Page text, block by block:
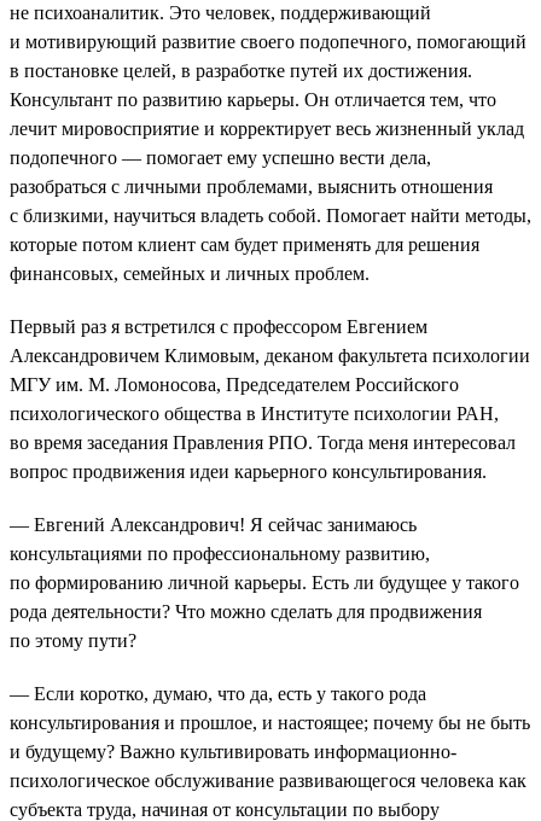
не психоаналитик. Это человек, поддерживающий
и мотивирующий развитие своего подопечного, помогающий
в постановке целей, в разработке путей их достижения.
Консультант по развитию карьеры. Он отличается тем, что
лечит мировосприятие и корректирует весь жизненный уклад
подопечного — помогает ему успешно вести дела,
разобраться с личными проблемами, выяснить отношения
с близкими, научиться владеть собой. Помогает найти методы,
которые потом клиент сам будет применять для решения
финансовых, семейных и личных проблем.
Первый раз я встретился с профессором Евгением
Александровичем Климовым, деканом факультета психологии
МГУ им. М. Ломоносова, Председателем Российского
психологического общества в Институте психологии РАН,
во время заседания Правления РПО. Тогда меня интересовал
вопрос продвижения идеи карьерного консультирования.
— Евгений Александрович! Я сейчас занимаюсь
консультациями по профессиональному развитию,
по формированию личной карьеры. Есть ли будущее у такого
рода деятельности? Что можно сделать для продвижения
по этому пути?
— Если коротко, думаю, что да, есть у такого рода
консультирования и прошлое, и настоящее; почему бы не быть
и будущему? Важно культивировать информационно-
психологическое обслуживание развивающегося человека как
субъекта труда, начиная от консультации по выбору